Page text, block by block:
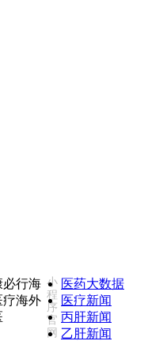
小
程
序
官
网
医药大数据
医疗新闻
丙肝新闻
乙肝新闻